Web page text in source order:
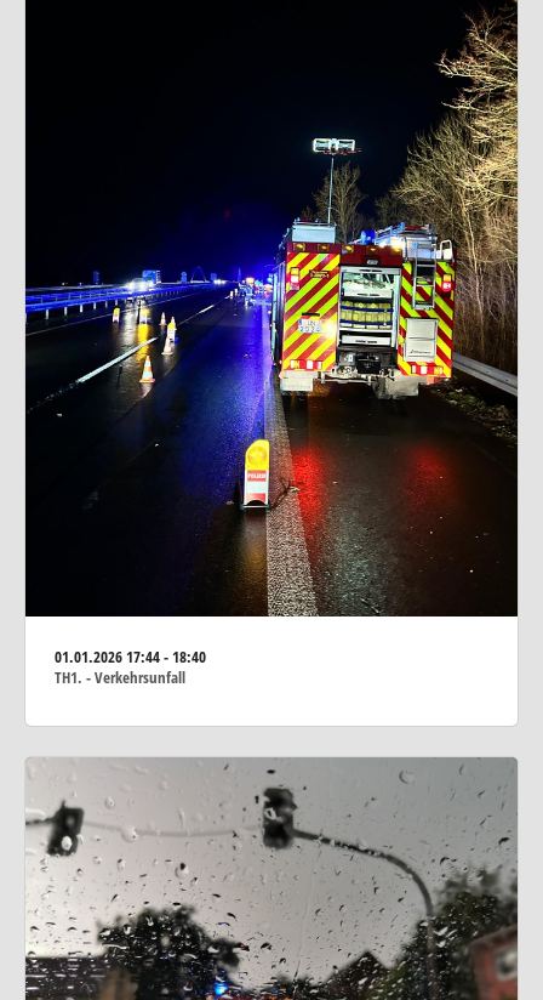
01.01.202617:44 - 18:40
TH1. - Verkehrsunfall